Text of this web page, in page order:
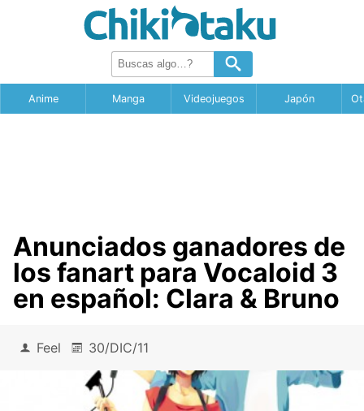
Anime Manga Videojuegos Japón
Anunciados ganadores de
los fanart para Vocaloid 3
en español: Clara & Bruno
Feel 30/DIC/11